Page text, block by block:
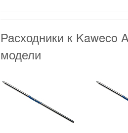
Расходники к Kaweco
модели